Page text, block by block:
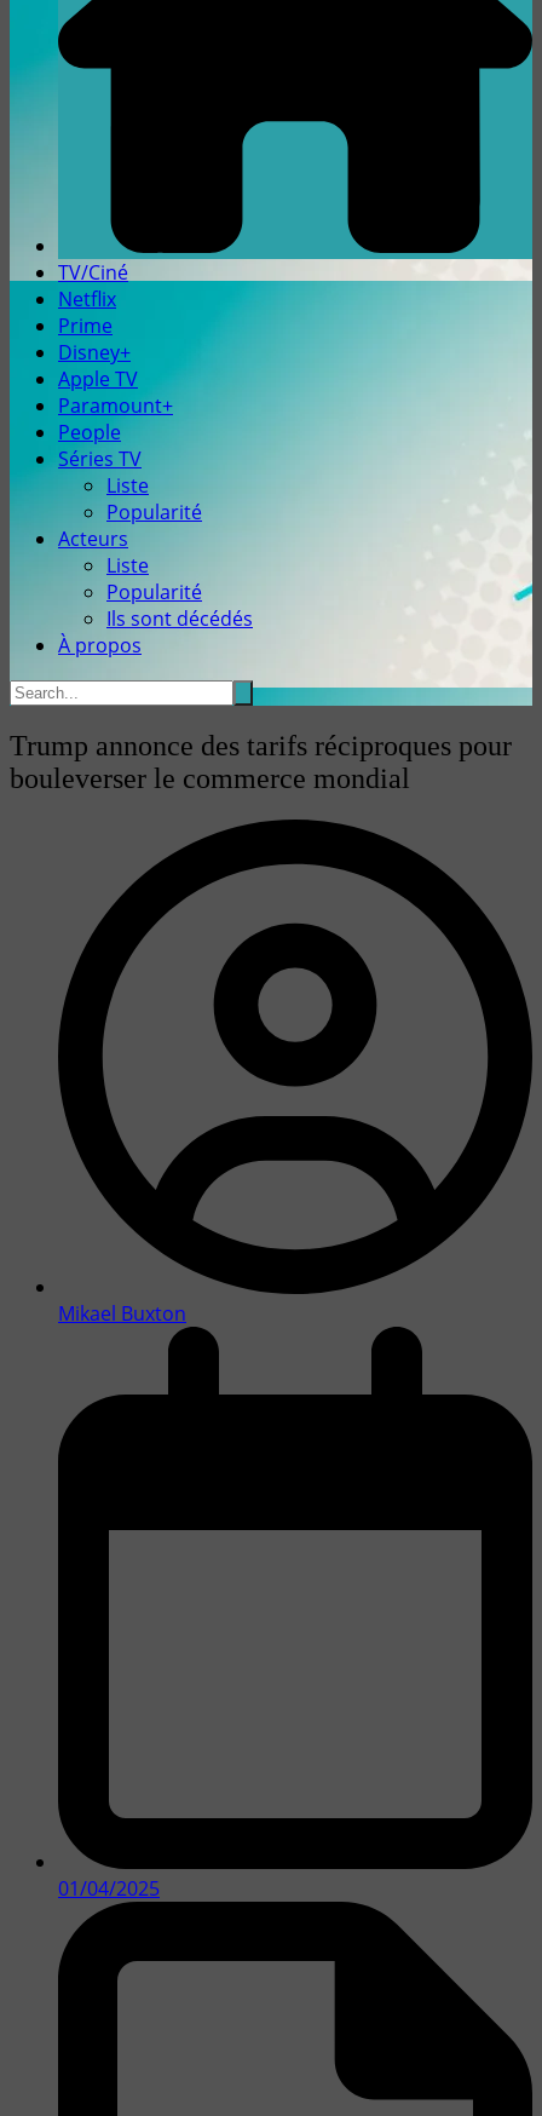
TV/Ciné
Netflix
Prime
Disney+
Apple TV
Paramount+
People
Séries TV
Liste
Popularité
Acteurs
Liste
Popularité
Ils sont décédés
À propos
Trump annonce des tarifs réciproques pour
bouleverser le commerce mondial
Mikael Buxton
01/04/2025